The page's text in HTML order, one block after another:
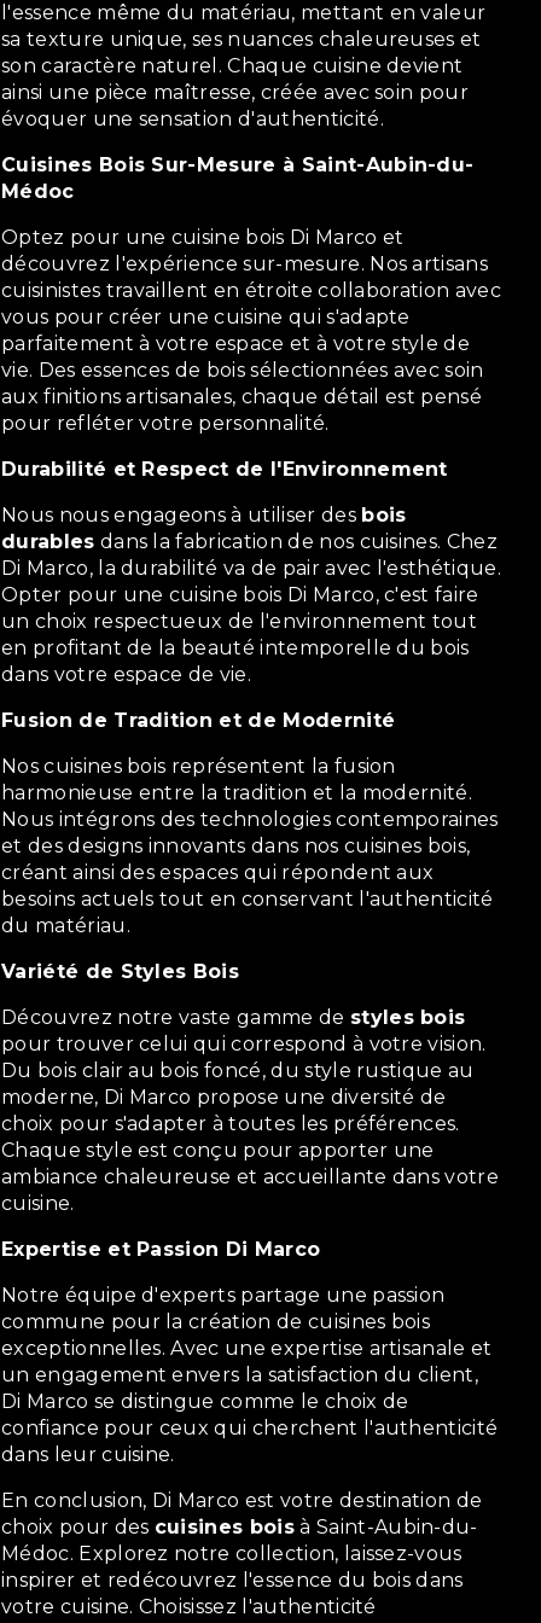
l'essence même du matériau, mettant en valeur
sa texture unique, ses nuances chaleureuses et
son caractère naturel. Chaque cuisine devient
ainsi une pièce maîtresse, créée avec soin pour
évoquer une sensation d'authenticité.
Cuisines Bois Sur-Mesure à Saint-Aubin-du-
Médoc
Optez pour une cuisine bois Di Marco et
découvrez l'expérience sur-mesure. Nos artisans
cuisinistes travaillent en étroite collaboration avec
vous pour créer une cuisine qui s'adapte
parfaitement à votre espace et à votre style de
vie. Des essences de bois sélectionnées avec soin
aux finitions artisanales, chaque détail est pensé
pour refléter votre personnalité.
Durabilité et Respect de l'Environnement
Nous nous engageons à utiliser des bois
durables dans la fabrication de nos cuisines. Chez
Di Marco, la durabilité va de pair avec l'esthétique.
Opter pour une cuisine bois Di Marco, c'est faire
un choix respectueux de l'environnement tout
en profitant de la beauté intemporelle du bois
dans votre espace de vie.
Fusion de Tradition et de Modernité
Nos cuisines bois représentent la fusion
harmonieuse entre la tradition et la modernité.
Nous intégrons des technologies contemporaines
et des designs innovants dans nos cuisines bois,
créant ainsi des espaces qui répondent aux
besoins actuels tout en conservant l'authenticité
du matériau.
Variété de Styles Bois
Découvrez notre vaste gamme de styles bois
pour trouver celui qui correspond à votre vision.
Du bois clair au bois foncé, du style rustique au
moderne, Di Marco propose une diversité de
choix pour s'adapter à toutes les préférences.
Chaque style est conçu pour apporter une
ambiance chaleureuse et accueillante dans votre
cuisine.
Expertise et Passion Di Marco
Notre équipe d'experts partage une passion
commune pour la création de cuisines bois
exceptionnelles. Avec une expertise artisanale et
un engagement envers la satisfaction du client,
Di Marco se distingue comme le choix de
confiance pour ceux qui cherchent l'authenticité
dans leur cuisine.
En conclusion, Di Marco est votre destination de
choix pour des cuisines boisà Saint-Aubin-du-
Médoc. Explorez notre collection, laissez-vous
inspirer et redécouvrez l'essence du bois dans
votre cuisine. Choisissez l'authenticité